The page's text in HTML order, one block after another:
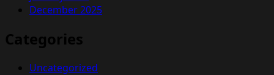
December 2025
Categories
Uncategorized